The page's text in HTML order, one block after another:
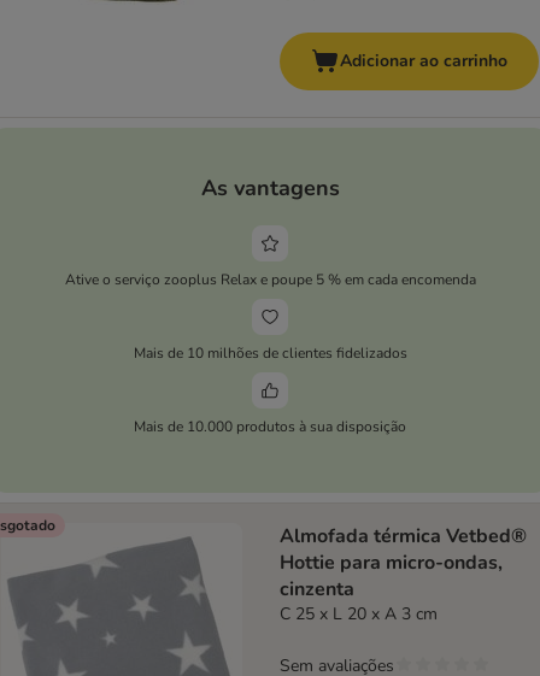
Adicionar ao carrinho
As vantagens
Ative o serviço zooplus Relax e poupe 5 % em cada encomenda
Mais de 10 milhões de clientes fidelizados
Mais de 10.000 produtos à sua disposição
Almofada térmica Vetbed®
Hottie para micro-ondas,
cinzenta
C 25 x L 20 x A 3 cm
Sem avaliações